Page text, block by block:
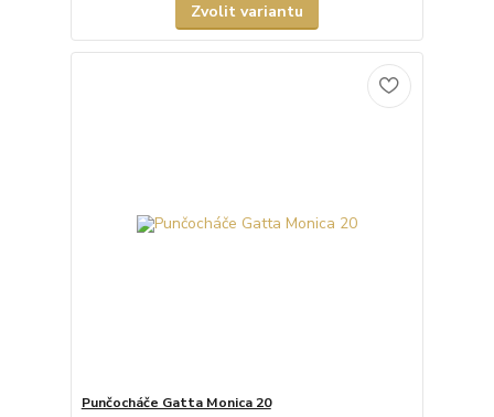
Zvolit variantu
Punčocháče Gatta Monica 20